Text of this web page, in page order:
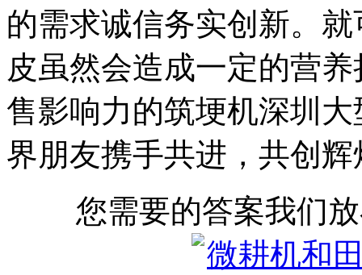
的需求诚信务实创新。
皮虽然会造成一定的营
售影响力的筑埂机深圳
界朋友携手共进，共创
您需要的答案我们